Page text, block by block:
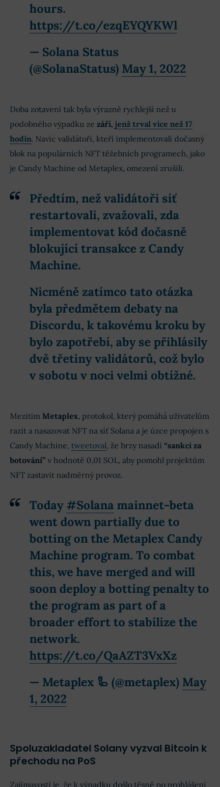
hours.
https://t.co/ezqEYQYKWl
— Solana Status
(@SolanaStatus) May 1, 2022
Doba zotavení tak byla výrazně rychlejší než u
podobného výpadku ze září, jenž trval více než 17
hodin. Navíc validátoři, kteří implementovali dočasný
blok na populárních NFT těžebních programech, jako
je Candy Machine od Metaplex, omezení zrušili.
Předtím, než validátoři síť
restartovali, zvažovali, zda
implementovat kód dočasně
blokující transakce z Candy
Machine.
Nicméně zatímco tato otázka
byla předmětem debaty na
Discordu, k takovému kroku by
bylo zapotřebí, aby se přihlásily
dvě třetiny validátorů, což bylo
v sobotu v noci velmi obtížné.
Mezitím Metaplex, protokol, který pomáhá uživatelům
razit a nasazovat NFT na síť Solana a je úzce propojen s
Candy Machine, tweetoval, že brzy nasadí “sankci za
botování” v hodnotě 0,01 SOL, aby pomohl projektům
NFT zastavit nadměrný provoz.
Today #Solana mainnet-beta
went down partially due to
botting on the Metaplex Candy
Machine program. To combat
this, we have merged and will
soon deploy a botting penalty to
the program as part of a
broader effort to stabilize the
network.
https://t.co/QaAZT3VxXz
— Metaplex 🦾 (@metaplex) May
1, 2022
Spoluzakladatel Solany vyzval Bitcoin k
přechodu na PoS
Zajímavostí je, že k výpadku došlo těsně po prohlášení